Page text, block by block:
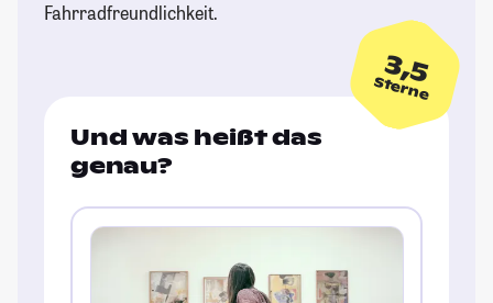
Fahrradfreundlichkeit.
3,5
Sterne
Und was heißt das
genau?